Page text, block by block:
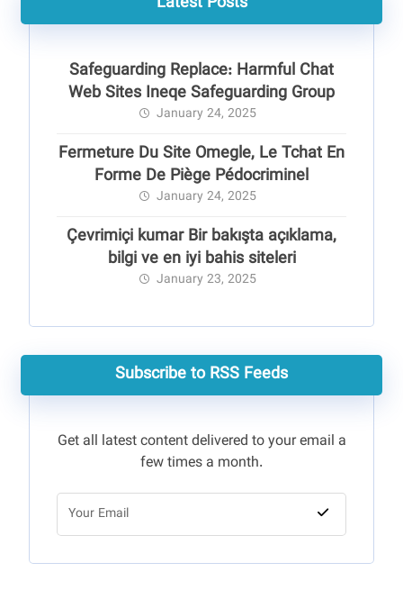
Safeguarding Replace: Harmful Chat
Web Sites Ineqe Safeguarding Group
January 24, 2025
Fermeture Du Site Omegle, Le Tchat En
Forme De Piège Pédocriminel
January 24, 2025
Çevrimiçi kumar Bir bakışta açıklama,
bilgi ve en iyi bahis siteleri
January 23, 2025
Subscribe to RSS Feeds
Get all latest content delivered to your email a
few times a month.